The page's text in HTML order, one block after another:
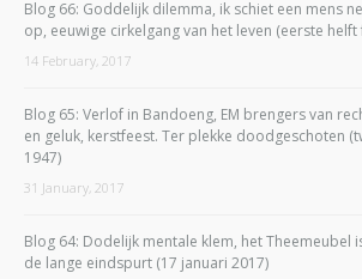
Blog 66: Goddelijk dilemma, ik schiet een mens
op, eeuwige cirkelgang van het leven (eerste
14 February, 2017
Blog 65: Verlof in Bandoeng, EM brengers van
en geluk, kerstfeest. Ter plekke doodgeschoten
1947)
31 January, 2017
Blog 64: Dodelijk mentale klem, het Theemeubel
de lange eindspurt (17 januari 2017)